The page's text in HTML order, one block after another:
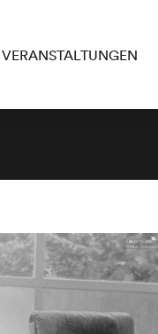
VERANSTALTUNGEN